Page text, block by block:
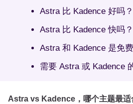
Astra 比 Kadence 好吗？
Astra 比 Kadence 快吗？
Astra 和 Kadence 是免
需要 Astra 或 Kadence
Astra vs Kadence，哪个主题最适